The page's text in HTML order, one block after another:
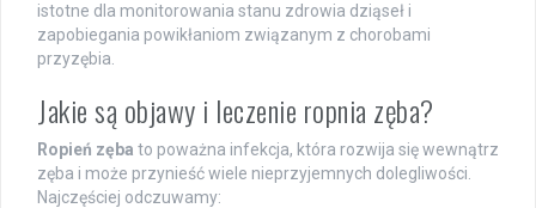
istotne dla monitorowania stanu zdrowia dziąseł i
zapobiegania powikłaniom związanym z chorobami
przyzębia.
Jakie są objawy i leczenie ropnia zęba?
Ropień zęba to poważna infekcja, która rozwija się wewnątrz
zęba i może przynieść wiele nieprzyjemnych dolegliwości.
Najczęściej odczuwamy: